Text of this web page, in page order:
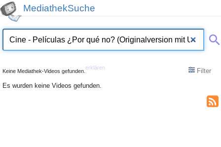
MediathekSuche
Keine Mediathek-Videos gefunden.
erklären
Filter
Es wurden keine Videos gefunden.